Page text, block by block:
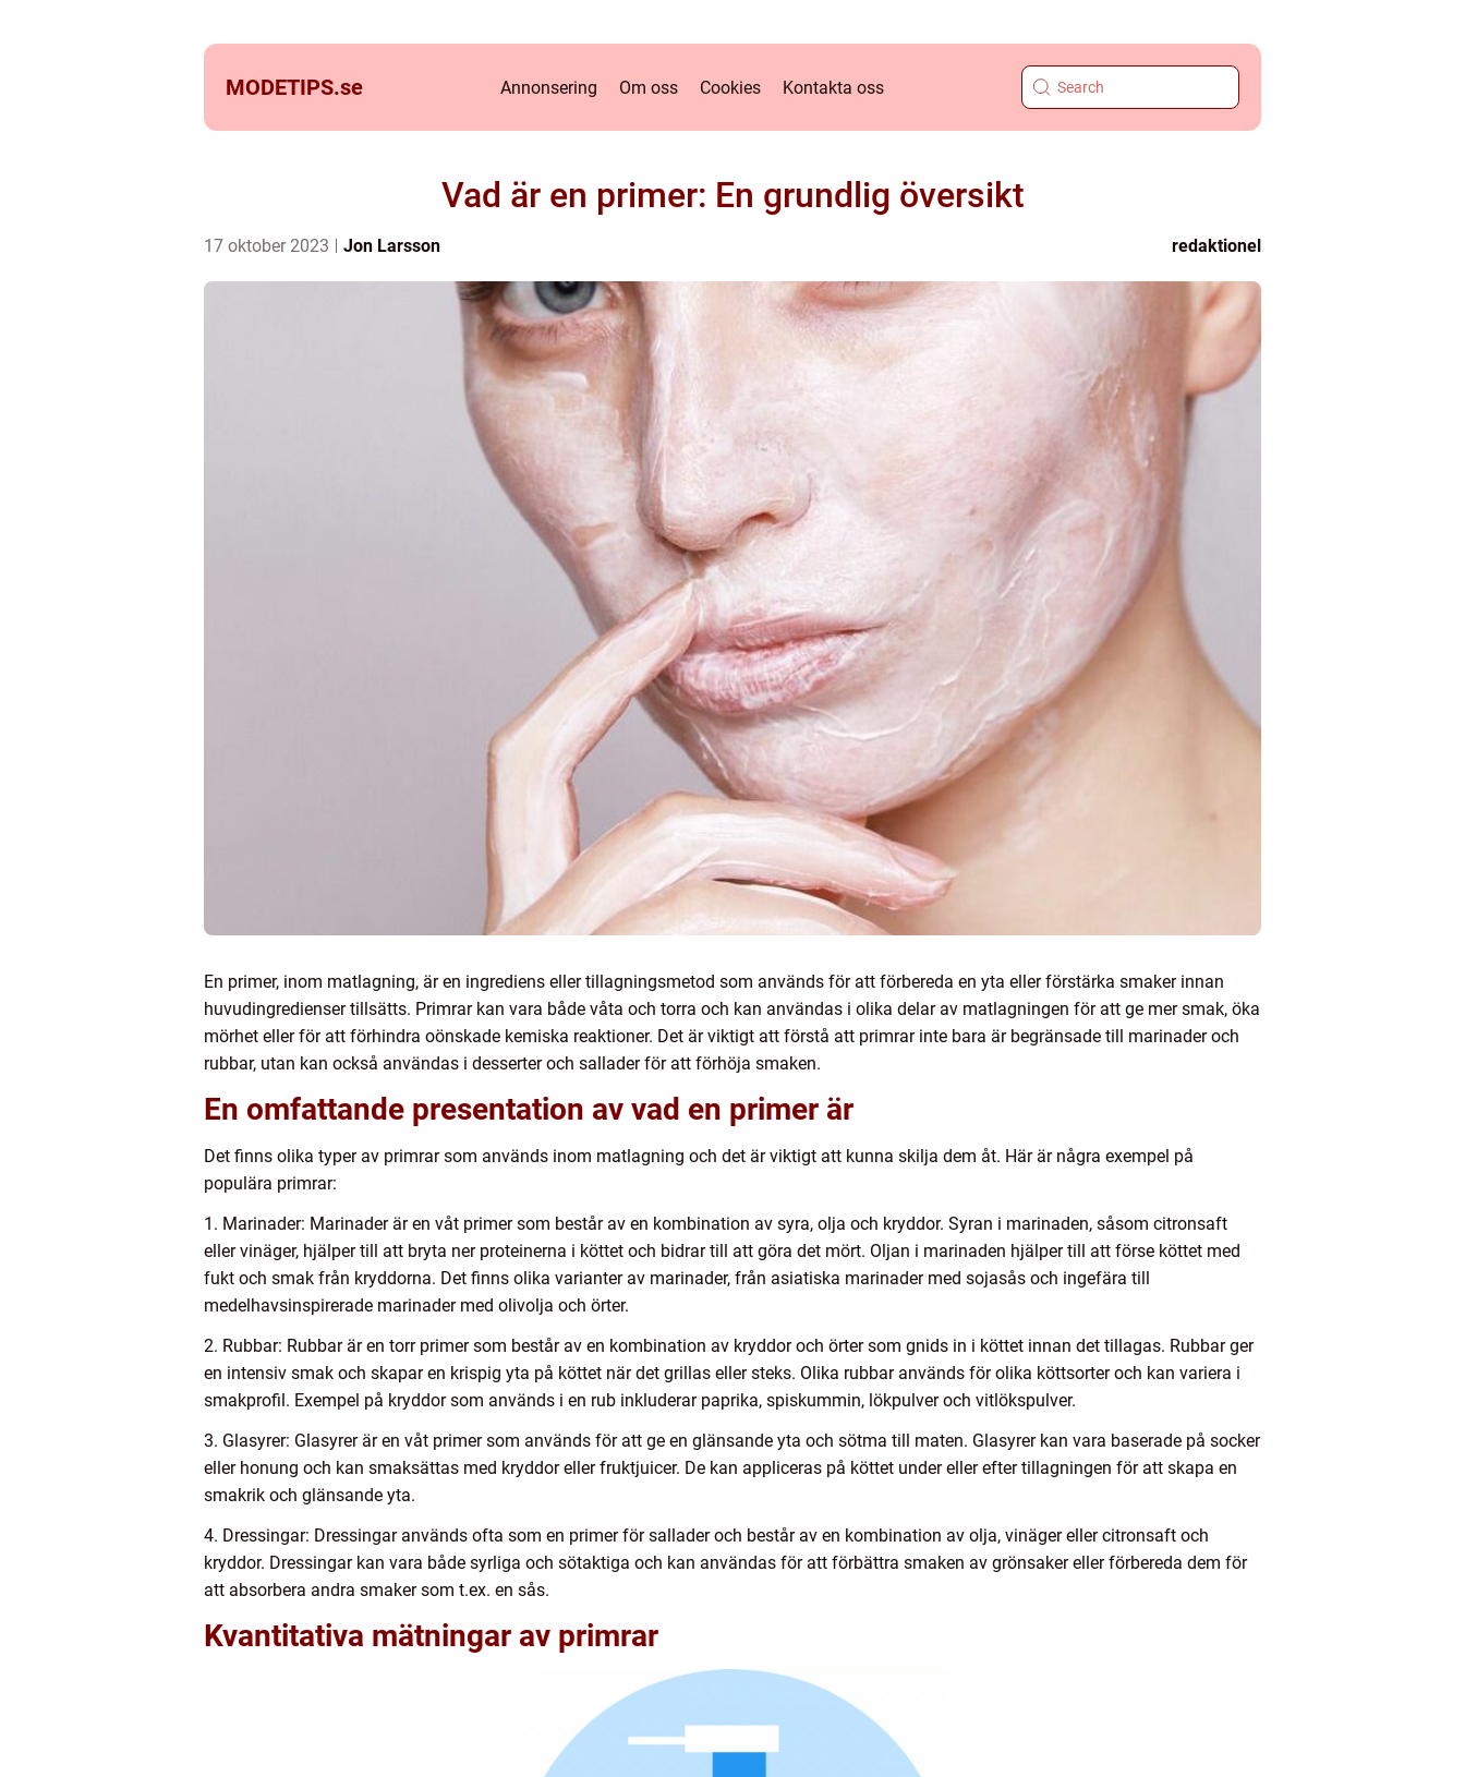
MODETIPS.se Annonsering Om oss Cookies Kontakta oss
Vad är en primer: En grundlig översikt
17 oktober 2023 Jon Larsson redaktionel
En primer, inom matlagning, är en ingrediens eller tillagningsmetod som används för att förbereda en yta eller förstärka smaker innan
huvudingredienser tillsätts. Primrar kan vara både våta och torra och kan användas i olika delar av matlagningen för att ge mer smak, öka
mörhet eller för att förhindra oönskade kemiska reaktioner. Det är viktigt att förstå att primrar inte bara är begränsade till marinader och
rubbar, utan kan också användas i desserter och sallader för att förhöja smaken.
En omfattande presentation av vad en primer är
Det finns olika typer av primrar som används inom matlagning och det är viktigt att kunna skilja dem åt. Här är några exempel på
populära primrar:
1. Marinader: Marinader är en våt primer som består av en kombination av syra, olja och kryddor. Syran i marinaden, såsom citronsaft
eller vinäger, hjälper till att bryta ner proteinerna i köttet och bidrar till att göra det mört. Oljan i marinaden hjälper till att förse köttet med
fukt och smak från kryddorna. Det finns olika varianter av marinader, från asiatiska marinader med sojasås och ingefära till
medelhavsinspirerade marinader med olivolja och örter.
2. Rubbar: Rubbar är en torr primer som består av en kombination av kryddor och örter som gnids in i köttet innan det tillagas. Rubbar ger
en intensiv smak och skapar en krispig yta på köttet när det grillas eller steks. Olika rubbar används för olika köttsorter och kan variera i
smakprofil. Exempel på kryddor som används i en rub inkluderar paprika, spiskummin, lökpulver och vitlökspulver.
3. Glasyrer: Glasyrer är en våt primer som används för att ge en glänsande yta och sötma till maten. Glasyrer kan vara baserade på socker
eller honung och kan smaksättas med kryddor eller fruktjuicer. De kan appliceras på köttet under eller efter tillagningen för att skapa en
smakrik och glänsande yta.
4. Dressingar: Dressingar används ofta som en primer för sallader och består av en kombination av olja, vinäger eller citronsaft och
kryddor. Dressingar kan vara både syrliga och sötaktiga och kan användas för att förbättra smaken av grönsaker eller förbereda dem för
att absorbera andra smaker som t.ex. en sås.
Kvantitativa mätningar av primrar